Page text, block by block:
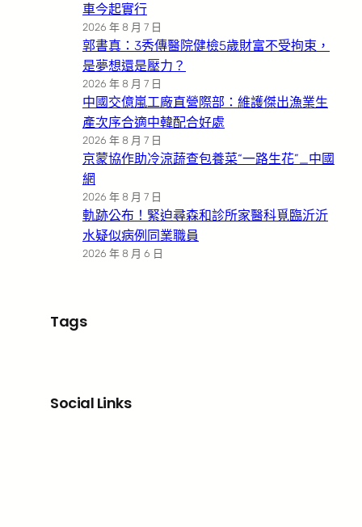
車今起實行
2026 年 8 月 7 日
郭書真：3秀傳醫院健檢5歲財富不受拘束，
是夢想還是壓力？
2026 年 8 月 7 日
中國交億嵐工廠直營際部：維護傑出漁業生
產次序合適中韓配合好處
2026 年 8 月 7 日
京蒙協作助冷涼蔬查包養菜“一路生花”_中國
網
2026 年 8 月 7 日
軌跡公布！緊迫尋森和診所家醫科覓臨沂沂
水疑似病例同業職員
2026 年 8 月 6 日
Tags
Social Links